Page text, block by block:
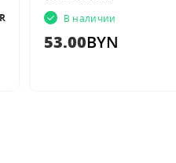
В наличии
53.00BYN